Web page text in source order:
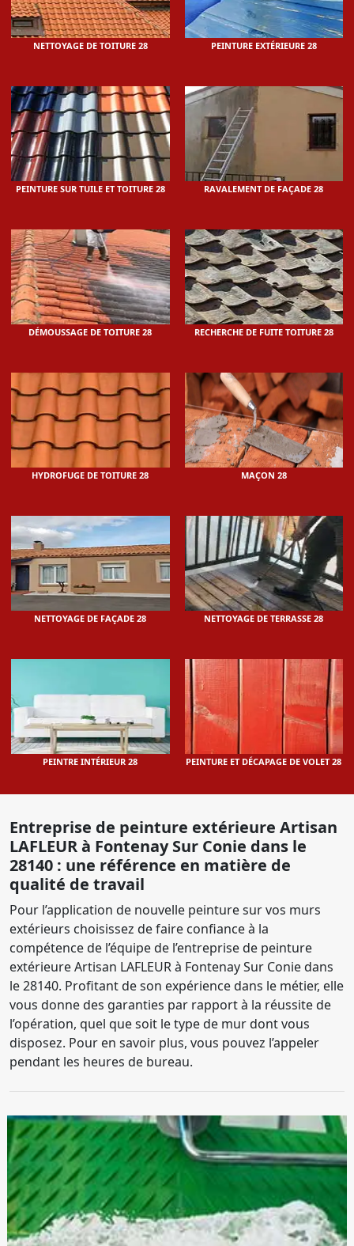
NETTOYAGE DE TOITURE 28 PEINTURE EXTÉRIEURE 28
PEINTURE SUR TUILE ET TOITURE 28 RAVALEMENT DE FAÇADE 28
DÉMOUSSAGE DE TOITURE 28 RECHERCHE DE FUITE TOITURE 28
HYDROFUGE DE TOITURE 28 MAÇON 28
NETTOYAGE DE FAÇADE 28 NETTOYAGE DE TERRASSE 28
PEINTRE INTÉRIEUR 28 PEINTURE ET DÉCAPAGE DE VOLET 28
Entreprise de peinture extérieure Artisan
LAFLEUR à Fontenay Sur Conie dans le
28140 : une référence en matière de
qualité de travail
Pour l’application de nouvelle peinture sur vos murs
extérieurs choisissez de faire confiance à la
compétence de l’équipe de l’entreprise de peinture
extérieure Artisan LAFLEUR à Fontenay Sur Conie dans
le 28140. Profitant de son expérience dans le métier, elle
vous donne des garanties par rapport à la réussite de
l’opération, quel que soit le type de mur dont vous
disposez. Pour en savoir plus, vous pouvez l’appeler
pendant les heures de bureau.